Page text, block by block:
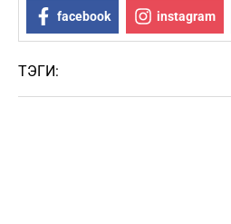
facebook instagram
ТЭГИ: